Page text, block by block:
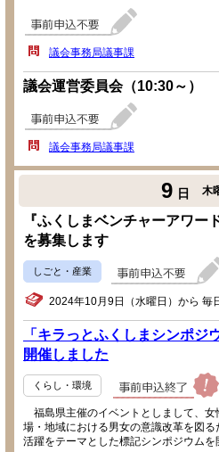
議会事務局議事課
議会運営委員会（10:30～）
議会事務局議事課
9 日 木
『ふくしまベンチャーアワー
を募集します
しごと・産業
2024年10月9日（水曜日）から 毎
「キラっとふくしまシンポジ
開催しました
くらし・環境
福島県主催のイベントとしまして、
場・地域における男女の意識改革を図
活躍をテーマとした標記シンポジウムを